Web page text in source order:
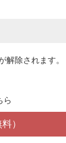
除されます。
ら
）